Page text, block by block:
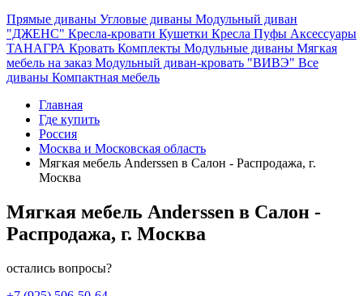
Прямые диваны Угловые диваны Модульный диван
"ДЖЕНС" Кресла-кровати Кушетки Кресла Пуфы Аксессуары
ТАНАГРА Кровать Комплекты Модульные диваны Мягкая
мебель на заказ Модульный диван-кровать "ВИВЭ" Все
диваны Компактная мебель
Главная
Где купить
Россия
Москва и Московская область
Мягкая мебель Anderssen в Салон - Распродажа, г.
Москва
Мягкая мебель Anderssen в Салон -
Распродажа, г. Москва
остались вопросы?